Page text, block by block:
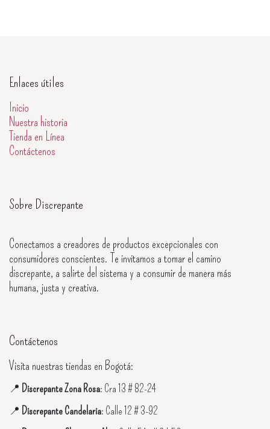
Enlaces útiles
Inicio
Nuestra historia
Tienda en Línea
Contáctenos
Sobre Discrepante
Conectamos a creadores de productos excepcionales con
consumidores conscientes. Te invitamos a tomar el camino
discrepante, a salirte del sistema y a consumir de manera más
humana, justa y creativa.
Contáctenos
Visita nuestras tiendas en Bogotá:
📍 Discrepante Zona Rosa: Cra 13 # 82-24
📍 Discrepante Candelaria: Calle 12 # 3-92